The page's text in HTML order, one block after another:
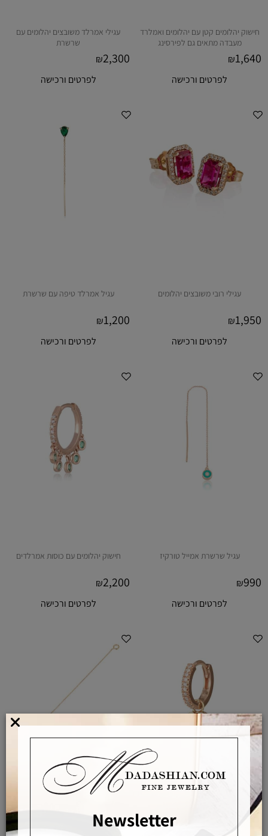
חישוק יהלומים קטן עם יהלומים ואמלרד
מעבדה מתאים גם לפירסינג
₪1,640
לפרטים ורכישה
עגילי אמרלד משובצים יהלומים עם
שרשרת
₪2,300
לפרטים ורכישה
עגילי רובי משובצים יהלומים
₪1,950
לפרטים ורכישה
עגיל אמרלד טיפה עם שרשרת
₪1,200
לפרטים ורכישה
עגיל שרשרת אמייל טורקיז
₪990
לפרטים ורכישה
חישוק יהלומים עם כוסות אמרלדים
₪2,200
לפרטים ורכישה
חישוק משובץ עם לב אמייל תלוי מודולרי
פס שרשרת זהב מודולרי מותאם כתוספתNewsletter